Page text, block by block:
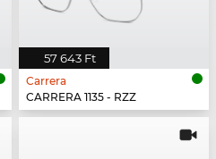
57 643 Ft
Carrera
CARRERA 1135 - RZZ